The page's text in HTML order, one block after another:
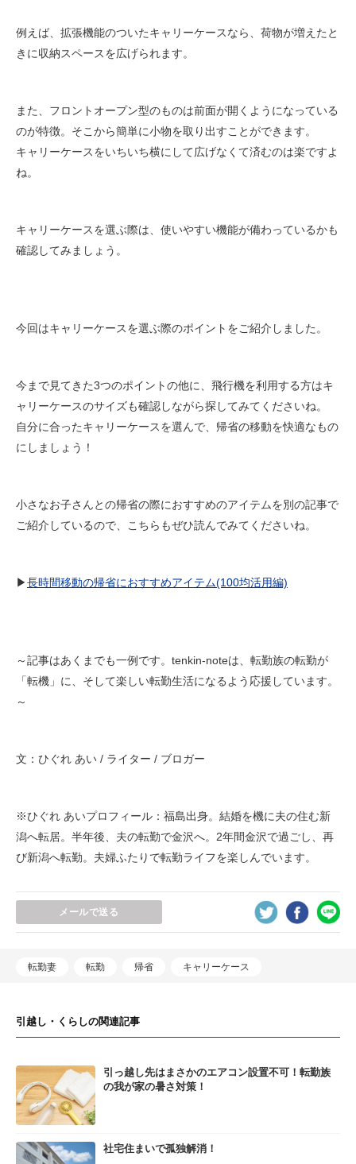
例えば、拡張機能のついたキャリーケースなら、荷物が増えたと
きに収納スペースを広げられます。
また、フロントオープン型のものは前面が開くようになっている
のが特徴。そこから簡単に小物を取り出すことができます。
キャリーケースをいちいち横にして広げなくて済むのは楽ですよ
ね。
キャリーケースを選ぶ際は、使いやすい機能が備わっているかも
確認してみましょう。
今回はキャリーケースを選ぶ際のポイントをご紹介しました。
今まで見てきた3つのポイントの他に、飛行機を利用する方はキ
ャリーケースのサイズも確認しながら探してみてくださいね。
自分に合ったキャリーケースを選んで、帰省の移動を快適なもの
にしましょう！
小さなお子さんとの帰省の際におすすめのアイテムを別の記事で
ご紹介しているので、こちらもぜひ読んでみてくださいね。
▶︎長時間移動の帰省におすすめアイテム(100均活用編)
～記事はあくまでも一例です。tenkin-noteは、転勤族の転勤が
「転機」に、そして楽しい転勤生活になるよう応援しています。
～
文：ひぐれ あい / ライター / ブロガー
※ひぐれ あいプロフィール：福島出身。結婚を機に夫の住む新
潟へ転居。半年後、夫の転勤で金沢へ。2年間金沢で過ごし、再
び新潟へ転勤。夫婦ふたりで転勤ライフを楽しんでいます。
メールで送る
転勤妻 転勤 帰省 キャリーケース
引越し・くらしの関連記事
引っ越し先はまさかのエアコン設置不可！転勤族
の我が家の暑さ対策！
社宅住まいで孤独解消！